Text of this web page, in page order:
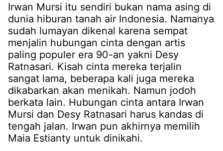
Irwan Mursi itu sendiri bukan nama asing di
dunia hiburan tanah air Indonesia. Namanya
sudah lumayan dikenal karena sempat
menjalin hubungan cinta dengan artis
paling populer era 90-an yakni Desy
Ratnasari. Kisah cinta mereka terjalin
sangat lama, beberapa kali juga mereka
dikabarkan akan menikah. Namun jodoh
berkata lain. Hubungan cinta antara Irwan
Mursi dan Desy Ratnasari harus kandas di
tengah jalan. Irwan pun akhirnya memilih
Maia Estianty untuk dinikahi.